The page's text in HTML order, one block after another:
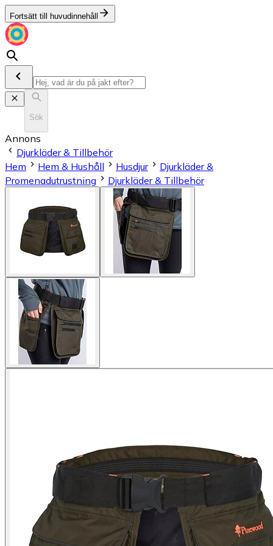
Fortsätt till huvudinnehåll
Sök
Annons
Djurkläder & Tillbehör
Hem
Hem & Hushåll Husdjur
Djurkläder &
Promenadutrustning
Djurkläder & Tillbehör